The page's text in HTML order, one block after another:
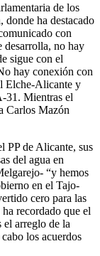
de los
donde ha destacado
con
desarrolla, no hay
sigue con el
hay conexión con
Elche-Alicante y
31. Mientras el
Carlos Mazón
PP de Alicante, sus
del agua en
“y hemos
en el Tajo-
cero para las
recordado que el
el arreglo de la
los acuerdos